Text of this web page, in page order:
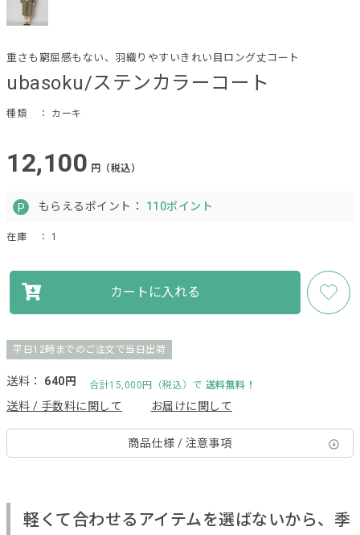
ubasoku/ステンカラーコート
重さも窮屈感もない、羽織りやすいきれい目ロング丈コート
種類 ： カーキ
12,100 円（税込）
もらえるポイント： 110ポイント
在庫 ： 1
カートに入れる
平日12時までのご注文で当日出荷
送料： 640円 合計15,000円（税込）で 送料無料！
送料 / 手数料に関して お届けに関して
商品仕様 / 注意事項
軽くて合わせるアイテムを選ばないから、季